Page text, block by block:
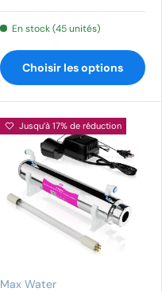
En stock (45 unités)
Choisir les options
Jusqu’à 17% de réduction
Max Water